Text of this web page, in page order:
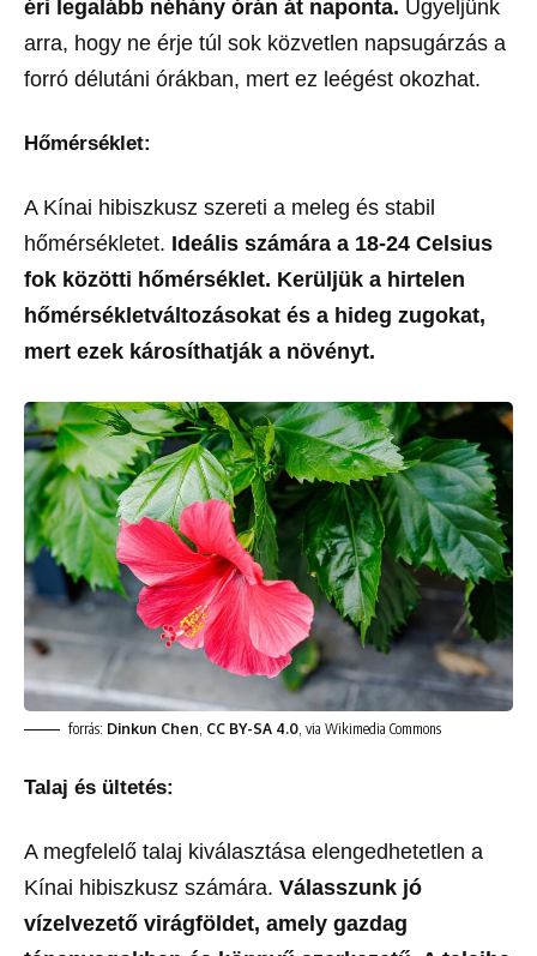
éri legalább néhány órán át naponta. Ügyeljünk
arra, hogy ne érje túl sok közvetlen napsugárzás a
forró délutáni órákban, mert ez leégést okozhat.
Hőmérséklet:
A Kínai hibiszkusz szereti a meleg és stabil
hőmérsékletet. Ideális számára a 18-24 Celsius
fok közötti hőmérséklet. Kerüljük a hirtelen
hőmérsékletváltozásokat és a hideg zugokat,
mert ezek károsíthatják a növényt.
forrás: Dinkun Chen CC BY-SA 4.0 , via Wikimedia Commons
Talaj és ültetés:
A megfelelő talaj kiválasztása elengedhetetlen a
Kínai hibiszkusz számára. Válasszunk jó
vízelvezető virágföldet, amely gazdag